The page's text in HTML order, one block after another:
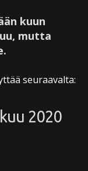
kuun
mutta
seuraavalta:
2020